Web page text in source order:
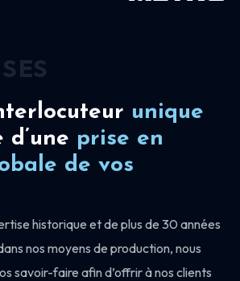
unique
d’une prise en
de vos
historique et de plus de 30 années
nos moyens de production, nous
savoir-faire afin d’offrir à nos clients